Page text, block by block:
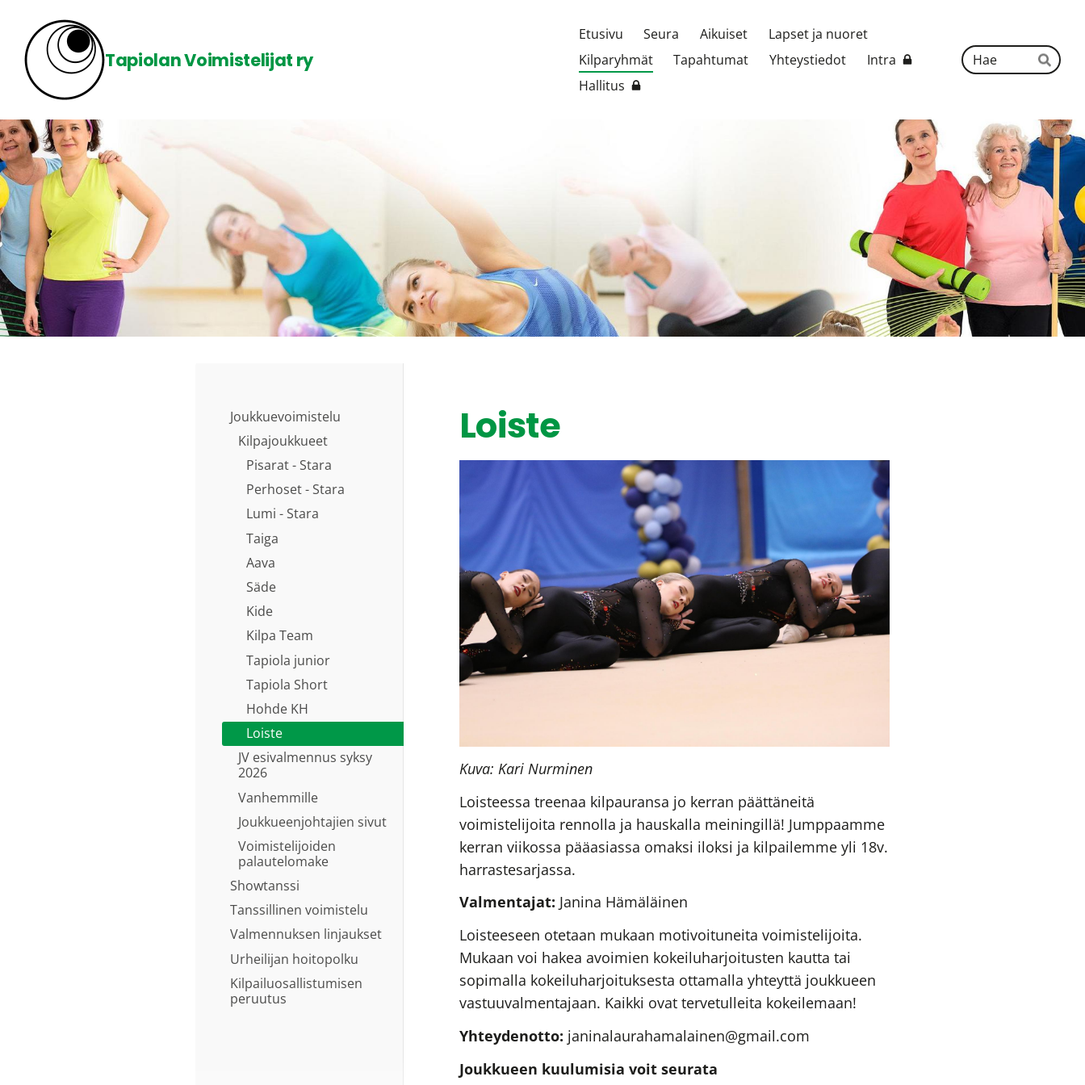
sivun
sisältöön
Tapiolan Voimistelijat ry
Etusivu Seura Aikuiset
Lapset ja nuoret
Kilparyhmät
Tapahtumat Yhteystiedot
Intra
Hallitus
Hae
Joukkuevoimistelu
Kilpajoukkueet
Pisarat - Stara
Perhoset - Stara
Lumi - Stara
Taiga
Aava
Säde
Kide
Kilpa Team
Tapiola junior
Tapiola Short
Hohde KH
Loiste
JV esivalmennus syksy
2026
Vanhemmille
Joukkueenjohtajien sivut
Voimistelijoiden
palautelomake
Showtanssi
Tanssillinen voimistelu
Valmennuksen linjaukset
Urheilijan hoitopolku
Kilpailuosallistumisen
peruutus
Loiste
Kuva: Kari Nurminen
Loisteessa treenaa kilpauransa jo kerran päättäneitä
voimistelijoita rennolla ja hauskalla meiningillä! Jumppaamme
kerran viikossa pääasiassa omaksi iloksi ja kilpailemme yli 18v.
harrastesarjassa.
Valmentajat: Janina Hämäläinen
Loisteeseen otetaan mukaan motivoituneita voimistelijoita.
Mukaan voi hakea avoimien kokeiluharjoitusten kautta tai
sopimalla kokeiluharjoituksesta ottamalla yhteyttä joukkueen
vastuuvalmentajaan. Kaikki ovat tervetulleita kokeilemaan!
Yhteydenotto: janinalaurahamalainen@gmail.com
Joukkueen kuulumisia voit seurata